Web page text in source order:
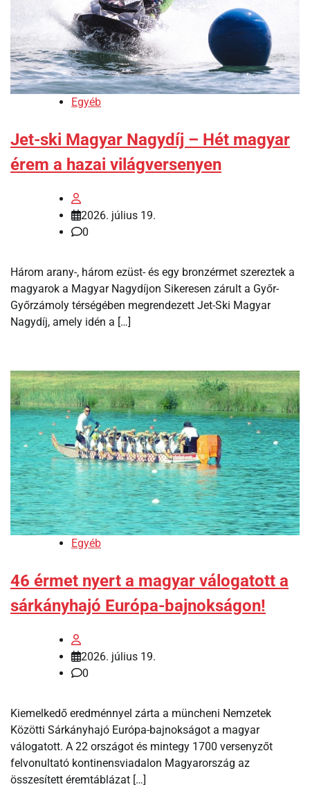
Egyéb
Jet-ski Magyar Nagydíj – Hét magyar
érem a hazai világversenyen
2026. július 19.
0
Három arany-, három ezüst- és egy bronzérmet szereztek a
magyarok a Magyar Nagydíjon Sikeresen zárult a Győr-
Győrzámoly térségében megrendezett Jet-Ski Magyar
Nagydíj, amely idén a […]
Egyéb
46 érmet nyert a magyar válogatott a
sárkányhajó Európa-bajnokságon!
2026. július 19.
0
Kiemelkedő eredménnyel zárta a müncheni Nemzetek
Közötti Sárkányhajó Európa-bajnokságot a magyar
válogatott. A 22 országot és mintegy 1700 versenyzőt
felvonultató kontinensviadalon Magyarország az
összesített éremtáblázat […]